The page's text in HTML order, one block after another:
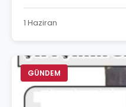
1 Haziran
GÜNDEM